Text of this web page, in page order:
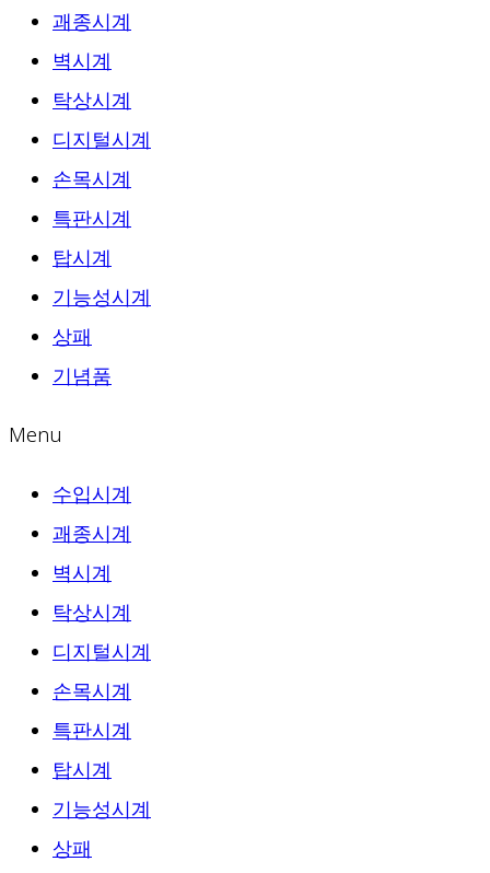
괘종시계
벽시계
탁상시계
디지털시계
손목시계
특판시계
탑시계
기능성시계
상패
기념품
Menu
수입시계
괘종시계
벽시계
탁상시계
디지털시계
손목시계
특판시계
탑시계
기능성시계
상패